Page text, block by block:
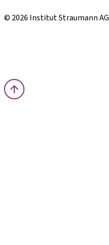
© 2026 Institut Straumann AG